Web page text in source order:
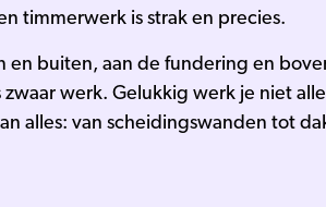
timmerwerk is strak en precies.
en buiten, aan de fundering en
werk. Gelukkig werk je niet
alles: van scheidingswanden tot